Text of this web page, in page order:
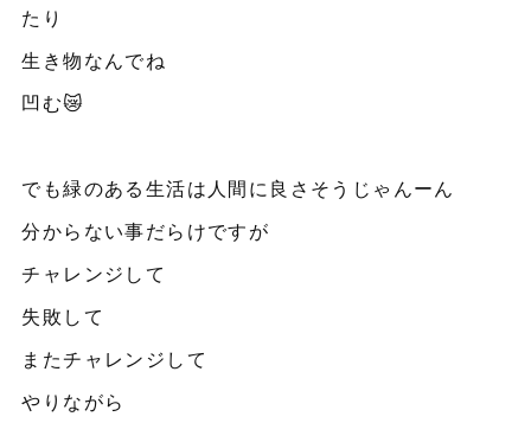
たり
生き物なんでね
凹む😿
でも緑のある生活は人間に良さそうじゃんーん
分からない事だらけですが
チャレンジして
失敗して
またチャレンジして
やりながら